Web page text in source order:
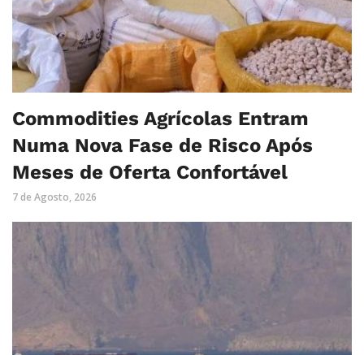
Commodities Agrícolas Entram
Numa Nova Fase de Risco Após
Meses de Oferta Confortável
7 de Agosto, 2026